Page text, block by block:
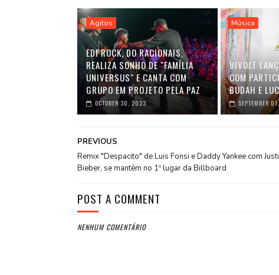
Agitos
EDI ROCK, DO RACIONAIS,
REALIZA SONHO DE "FAMÍLIA
UNIVERSUS" E CANTA COM
GRUPO EM PROJETO PELA PAZ
OCTOBER 30, 2023
Música
BIVOLT
COM
BUDAH E
SEPTEMBER
PREVIOUS
Remix "Despacito" de Luis Fonsi e Daddy Yankee com
Bieber, se mantém no 1º lugar da Billboard
POST A COMMENT
NENHUM COMENTÁRIO